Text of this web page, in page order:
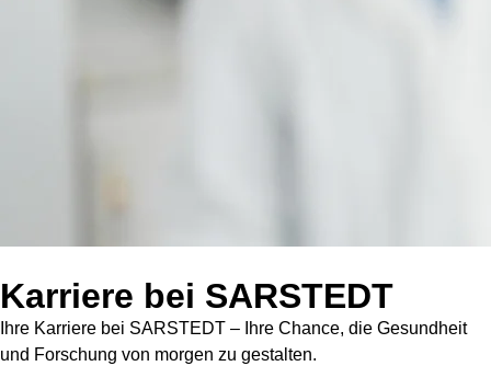
Karriere bei SARSTEDT
Ihre Karriere bei SARSTEDT – Ihre Chance, die Gesundheit
und Forschung von morgen zu gestalten.